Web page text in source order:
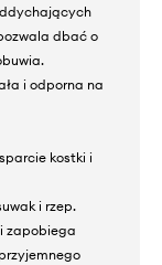
dbać o
i odporna na
kostki i
i rzep.
zapobiega